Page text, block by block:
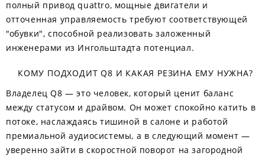
полный привод quattro, мощные двигатели и
отточенная управляемость требуют соответствующей
"обувки", способной реализовать заложенный
инженерами из Ингольштадта потенциал.
КОМУ ПОДХОДИТ Q8 И КАКАЯ РЕЗИНА ЕМУ НУЖНА?
Владелец Q8 — это человек, который ценит баланс
между статусом и драйвом. Он может спокойно катить в
потоке, наслаждаясь тишиной в салоне и работой
премиальной аудиосистемы, а в следующий момент —
уверенно зайти в скоростной поворот на загородной